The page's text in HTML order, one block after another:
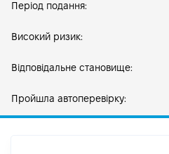
Період подання:
Високий ризик:
Відповідальне становище:
Пройшла автоперевірку: